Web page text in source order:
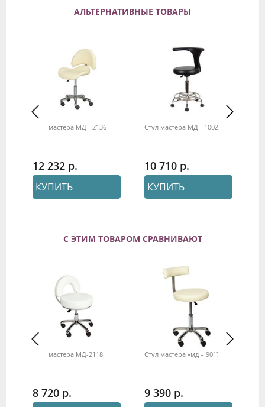
АЛЬТЕРНАТИВНЫЕ ТОВАРЫ
Стул мастера МД - 2136
12 232
КУПИТЬ
Стул мастера МД - 1002
10 710
КУПИТЬ
С ЭТИМ ТОВАРОМ СРАВНИВАЮТ
Стул мастера МД-2118
8 720
Стул мастера «мд – 9017»
9 390